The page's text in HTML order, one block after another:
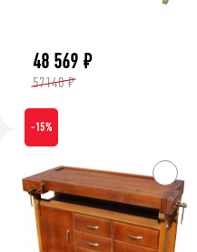
48 569 ₽
57140 ₽
-15%